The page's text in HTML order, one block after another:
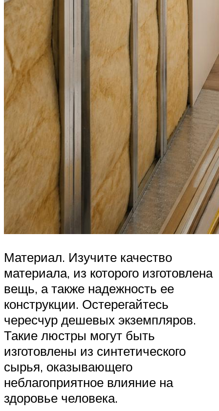
Материал. Изучите качество
материала, из которого изготовлена
вещь, а также надежность ее
конструкции. Остерегайтесь
чересчур дешевых экземпляров.
Такие люстры могут быть
изготовлены из синтетического
сырья, оказывающего
неблагоприятное влияние на
здоровье человека.